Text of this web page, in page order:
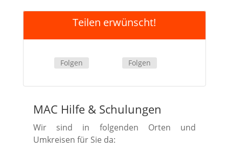
Teilen erwünscht!
Folgen Folgen
MAC Hilfe &Schulungen
Wir sind in folgenden Orten und
Umkreisen für Sie da: